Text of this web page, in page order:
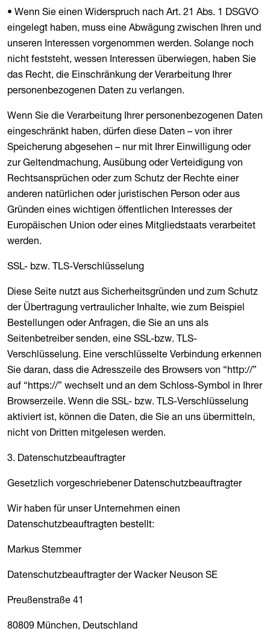
• Wenn Sie einen Widerspruch nach Art. 21 Abs. 1 DSGVO
eingelegt haben, muss eine Abwägung zwischen Ihren und
unseren Interessen vorgenommen werden. Solange noch
nicht feststeht, wessen Interessen überwiegen, haben Sie
das Recht, die Einschränkung der Verarbeitung Ihrer
personenbezogenen Daten zu verlangen.
Wenn Sie die Verarbeitung Ihrer personenbezogenen Daten
eingeschränkt haben, dürfen diese Daten – von ihrer
Speicherung abgesehen – nur mit Ihrer Einwilligung oder
zur Geltendmachung, Ausübung oder Verteidigung von
Rechtsansprüchen oder zum Schutz der Rechte einer
anderen natürlichen oder juristischen Person oder aus
Gründen eines wichtigen öffentlichen Interesses der
Europäischen Union oder eines Mitgliedstaats verarbeitet
werden.
SSL- bzw. TLS-Verschlüsselung
Diese Seite nutzt aus Sicherheitsgründen und zum Schutz
der Übertragung vertraulicher Inhalte, wie zum Beispiel
Bestellungen oder Anfragen, die Sie an uns als
Seitenbetreiber senden, eine SSL-bzw. TLS-
Verschlüsselung. Eine verschlüsselte Verbindung erkennen
Sie daran, dass die Adresszeile des Browsers von “http://”
auf “https://” wechselt und an dem Schloss-Symbol in Ihrer
Browserzeile. Wenn die SSL- bzw. TLS-Verschlüsselung
aktiviert ist, können die Daten, die Sie an uns übermitteln,
nicht von Dritten mitgelesen werden.
3. Datenschutzbeauftragter
Gesetzlich vorgeschriebener Datenschutzbeauftragter
Wir haben für unser Unternehmen einen
Datenschutzbeauftragten bestellt:
Markus Stemmer
Datenschutzbeauftragter der Wacker Neuson SE
Preußenstraße 41
80809 München, Deutschland